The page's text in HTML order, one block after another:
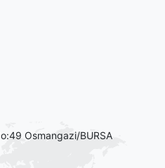
Osmangazi/BURSA